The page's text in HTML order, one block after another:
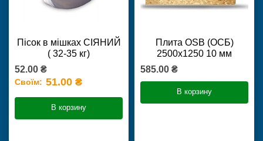
Пісок в мішках СІЯНИЙ
( 32-35 кг)
52.00 ₴
Своїм: 51.00 ₴
В корзину
Плита OSB (ОСБ)
2500х1250 10 мм
585.00 ₴
В корзину